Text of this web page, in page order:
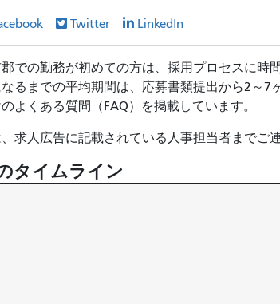
Twitter LinkedIn
での勤務が初めての方は、採用プロセスに時
るまでの平均期間は、応募書類提出から2～7
よくある質問（FAQ）を掲載しています。
求人広告に記載されている人事担当者までご
タイムライン